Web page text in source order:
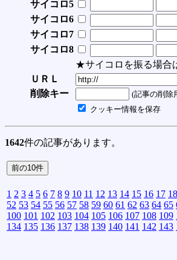
サイコロ5
サイコロ6
サイコロ7
サイコロ8
★サイコロを振る場合
ＵＲＬ
削除キー
(記事の削除
クッキー情報を保存
1642件の記事があります。
1 2 3 4 5 6 7 8 9 10 11 12 13 14 15 16 17 18
52 53 54 55 56 57 58 59 60 61 62 63 64 65
100 101 102 103 104 105 106 107 108 109
134 135 136 137 138 139 140 141 142 143